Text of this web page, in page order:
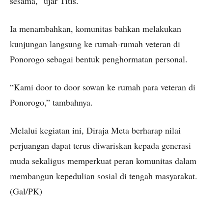
Ia menambahkan, komunitas bahkan melakukan
kunjungan langsung ke rumah-rumah veteran di
Ponorogo sebagai bentuk penghormatan personal.
“Kami door to door sowan ke rumah para veteran di
Ponorogo,” tambahnya.
Melalui kegiatan ini, Diraja Meta berharap nilai
perjuangan dapat terus diwariskan kepada generasi
muda sekaligus memperkuat peran komunitas dalam
membangun kepedulian sosial di tengah masyarakat.
(Gal/PK)